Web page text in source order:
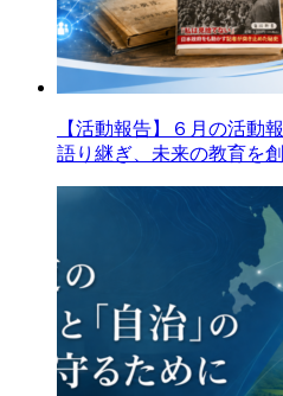
【活動報告】６月の活動
語り継ぎ、未来の教育を